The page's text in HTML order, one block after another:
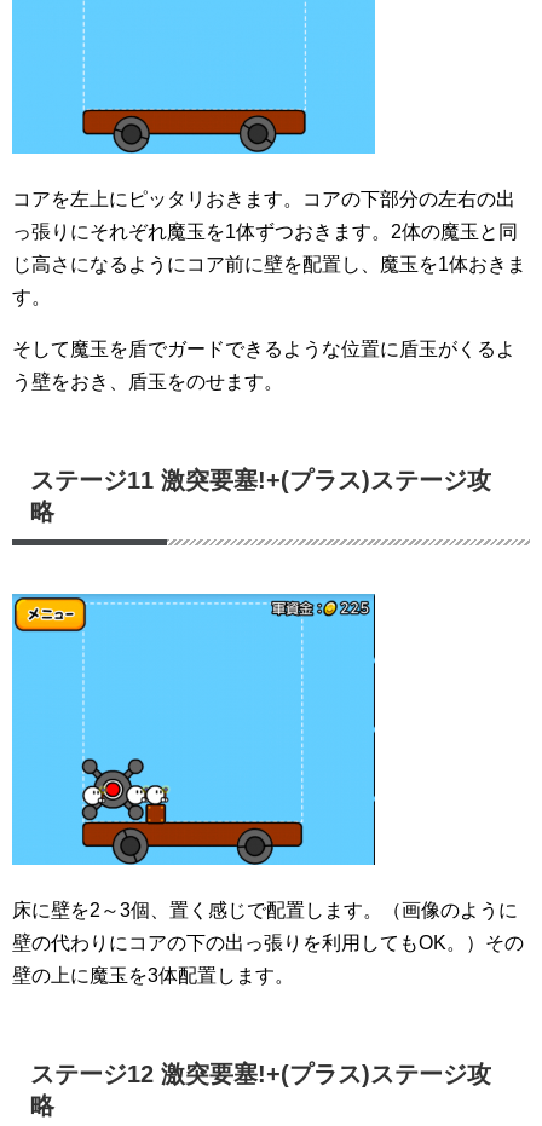
コアを左上にピッタリおきます。コアの下部分の左右の出
っ張りにそれぞれ魔玉を1体ずつおきます。2体の魔玉と同
じ高さになるようにコア前に壁を配置し、魔玉を1体おきま
す。
そして魔玉を盾でガードできるような位置に盾玉がくるよ
う壁をおき、盾玉をのせます。
ステージ11 激突要塞!+(プラス)ステージ攻
略
床に壁を2～3個、置く感じで配置します。（画像のように
壁の代わりにコアの下の出っ張りを利用してもOK。）その
壁の上に魔玉を3体配置します。
ステージ12 激突要塞!+(プラス)ステージ攻
略